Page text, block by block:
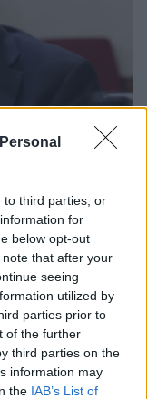
to third parties, or
for
below opt-out
that after your
seeing
utilized by
parties prior to
of the further
third parties on the
information may
the IAB’s List of
το κοινό